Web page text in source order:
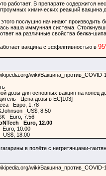
работает. В препарате содержится
химических реакций вакцина
послушно начинают производить
наша иммунная система.
на различные свойства белка-
вакцина с эффективностью в
wiki/Вакцина_против_COVID-
дозы для основных вакцин на конец
Цена дозы в ЕС[103]
Евро, 1.78
US$, 8.50
Euro, 7.56
Euro, 12.00
10.00
US$, 18.00
гагарины в полёте с негритянцами-
wiki/Вакцина_против_COVID-